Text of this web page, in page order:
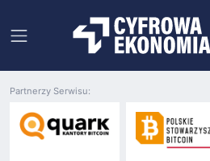
Partnerzy Serwisu: